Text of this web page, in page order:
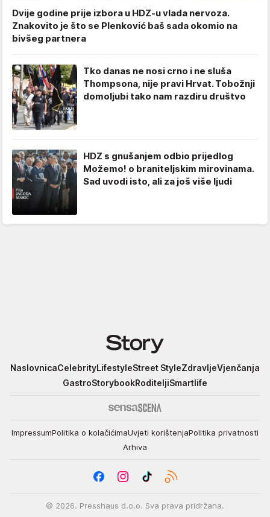
Dvije godine prije izbora u HDZ-u vlada nervoza.
Znakovito je što se Plenković baš sada okomio na
bivšeg partnera
Tko danas ne nosi crno i ne sluša
Thompsona, nije pravi Hrvat. Tobožnji
domoljubi tako nam razdiru društvo
HDZ s gnušanjem odbio prijedlog
Možemo! o braniteljskim mirovinama.
Sad uvodi isto, ali za još više ljudi
Story
NaslovnicaCelebrityLifestyleStreet StyleZdravljeVjenčanja
GastroStorybookRoditeljiSmartlife
ImpressumPolitika o kolačićimaUvjeti korištenjaPolitika privatnosti
Arhiva
© 2026. Presshaus d.o.o. Sva prava pridržana.